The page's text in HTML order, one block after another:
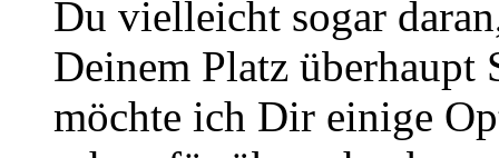
Du vielleicht sogar
Deinem Platz
möchte ich Dir einige